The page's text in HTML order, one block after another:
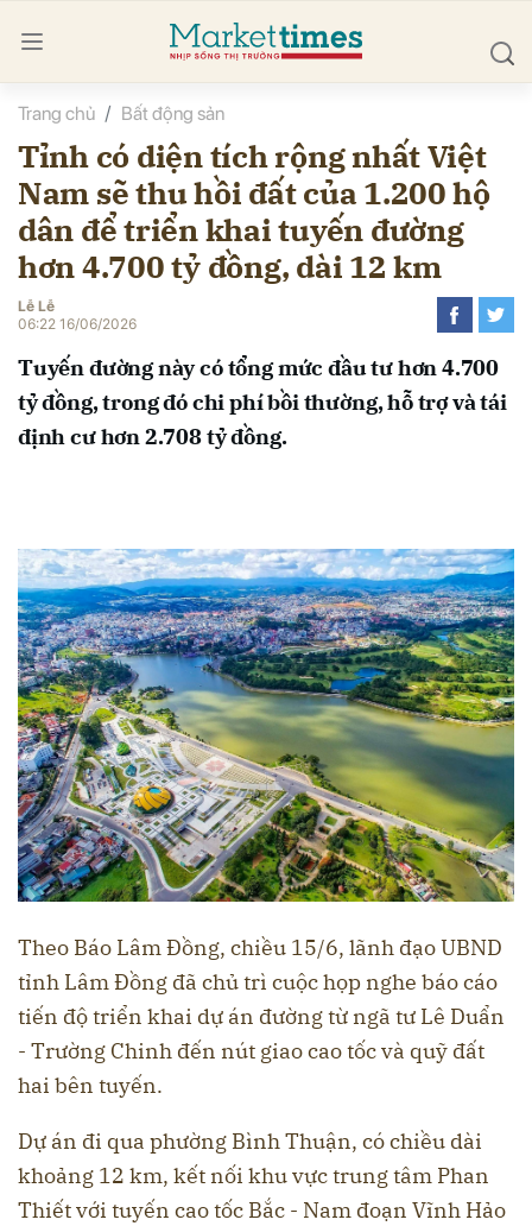
Trang chủ Bất động sản
Tỉnh có diện tích rộng nhất Việt
Nam sẽ thu hồi đất của 1.200 hộ
dân để triển khai tuyến đường
hơn 4.700 tỷ đồng, dài 12 km
Lễ Lễ
06:22 16/06/2026
Tuyến đường này có tổng mức đầu tư hơn 4.700
tỷ đồng, trong đó chi phí bồi thường, hỗ trợ và tái
định cư hơn 2.708 tỷ đồng.
Theo Báo Lâm Đồng, chiều 15/6, lãnh đạo UBND
tỉnh Lâm Đồng đã chủ trì cuộc họp nghe báo cáo
tiến độ triển khai dự án đường từ ngã tư Lê Duẩn
- Trường Chinh đến nút giao cao tốc và quỹ đất
hai bên tuyến.
Dự án đi qua phường Bình Thuận, có chiều dài
khoảng 12 km, kết nối khu vực trung tâm Phan
Thiết với tuyến cao tốc Bắc - Nam đoạn Vĩnh Hảo
luận